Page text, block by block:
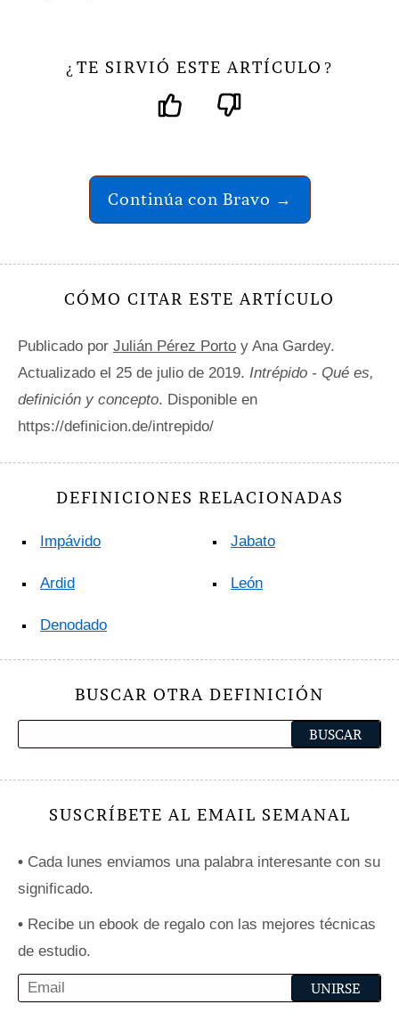
¿ TE SIRVIÓ ESTE ARTÍCULO ?
Continúa con Bravo →
CÓMO CITAR ESTE ARTÍCULO
Publicado por Julián Pérez Porto y Ana Gardey.
Actualizado el 25 de julio de 2019. Intrépido - Qué es,
definición y concepto. Disponible en
https://definicion.de/intrepido/
DEFINICIONES RELACIONADAS
Impávido
Ardid
Denodado
Jabato
León
BUSCAR OTRA DEFINICIÓN
SUSCRÍBETE AL EMAIL SEMANAL
• Cada lunes enviamos una palabra interesante con su
significado.
• Recibe un ebook de regalo con las mejores técnicas
de estudio.